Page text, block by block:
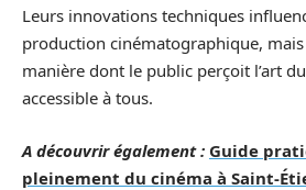
Leurs innovations techniques
production cinématographique,
manière dont le public perçoit l’art
accessible à tous.
A découvrir également : Guide
pleinement du cinéma à Saint-